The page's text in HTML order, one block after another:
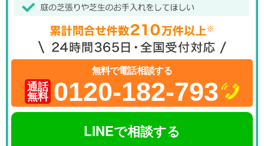
無料で電話相談する
通話
無料 0120-182-793
LINEで相談する